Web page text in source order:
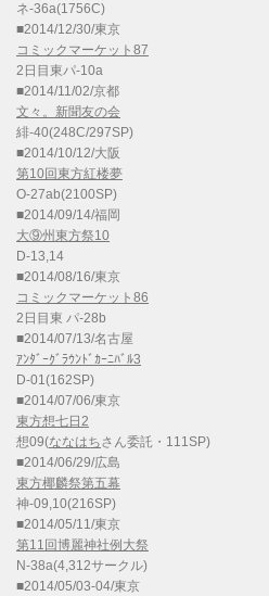
ネ-36a(1756C)
■2014/12/30/東京
コミックマーケット87
2日目東パ-10a
■2014/11/02/京都
文々。新聞友の会
緋-40(248C/297SP)
■2014/10/12/大阪
第10回東方紅楼夢
O-27ab(2100SP)
■2014/09/14/福岡
大⑨州東方祭10
D-13,14
■2014/08/16/東京
コミックマーケット86
2日目東 パ-28b
■2014/07/13/名古屋
ｱﾝﾀﾞｰｸﾞﾗｳﾝﾄﾞｶｰﾆﾊﾞﾙ3
D-01(162SP)
■2014/07/06/東京
東方想七日2
想09(ななはちさん委託・111SP)
■2014/06/29/広島
東方椰麟祭第五幕
神-09,10(216SP)
■2014/05/11/東京
第11回博麗神社例大祭
N-38a(4,312サークル)
■2014/05/03-04/東京